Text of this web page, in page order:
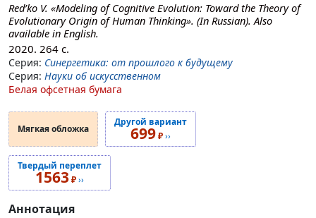
Red’ko V. «Modeling of Cognitive Evolution: Toward the Theory of
Evolutionary Origin of Human Thinking». (In Russian). Also
available in English.
2020. 264 с.
Серия: Синергетика: от прошлого к будущему
Серия: Науки об искусственном
Белая офсетная бумага
Мягкая обложка
Другой вариант
699₽››
Твердый переплет
1563₽››
Аннотация